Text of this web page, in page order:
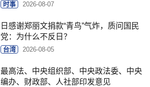
时事 2026-08-07
日感谢郑丽文捐款“青鸟”气炸，质问国民
党：为什么不反日？
台湾 2026-08-05
最高法、中央组织部、中央政法委、中央
编办、财政部、人社部印发意见